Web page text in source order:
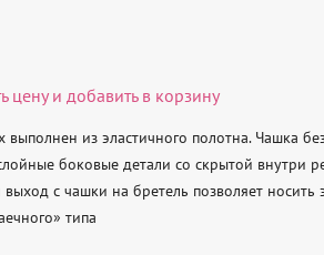
цену и добавить в корзину
из эластичного полотна. Чашка
боковые детали со скрытой внутри
с чашки на бретель позволяет носить
типа